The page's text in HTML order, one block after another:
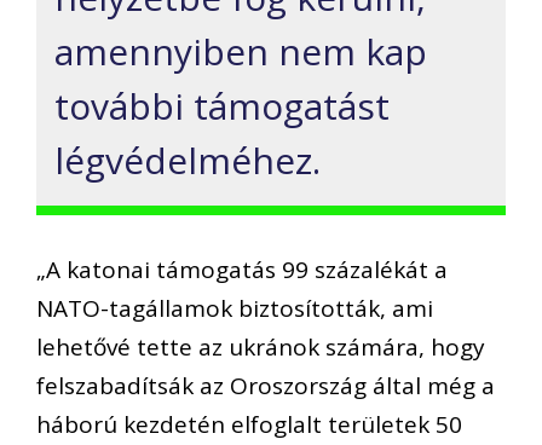
amennyiben nem kap
további támogatást
légvédelméhez.
„A katonai támogatás 99 százalékát a
NATO-tagállamok biztosították, ami
lehetővé tette az ukránok számára, hogy
felszabadítsák az Oroszország által még a
háború kezdetén elfoglalt területek 50